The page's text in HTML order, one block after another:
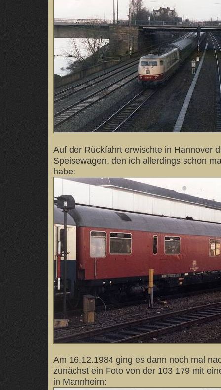
Auf der Rückfahrt erwischte in Hannover
Speisewagen, den ich allerdings schon
habe:
Am 16.12.1984 ging es dann noch mal
zunächst ein Foto von der 103 179 mit
in Mannheim: